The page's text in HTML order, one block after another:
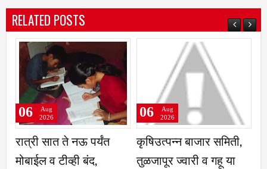
RELATED POSTS
रात्री सात ते नऊ पर्यंत
मोबाईल व टीव्ही बंद,
06
Aug
2026
कृषिउत्पन्न बाजार समिती,
तुळजापूर ज्वारी व गहू या
06
Aug
2026